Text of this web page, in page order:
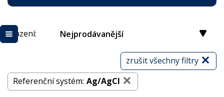
Řazení: Nejprodávanější
zrušit všechny filtry
Referenční systém: Ag/AgCl